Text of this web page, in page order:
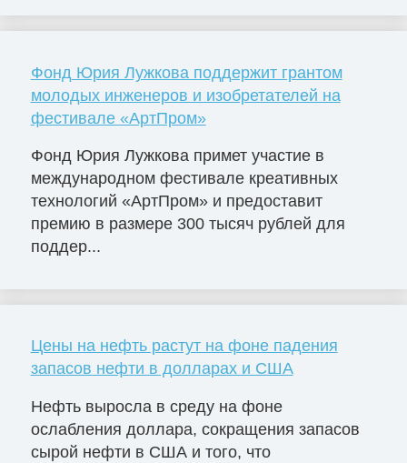
Фонд Юрия Лужкова поддержит грантом
молодых инженеров и изобретателей на
фестивале «АртПром»
Фонд Юрия Лужкова примет участие в
международном фестивале креативных
технологий «АртПром» и предоставит
премию в размере 300 тысяч рублей для
поддер...
Цены на нефть растут на фоне падения
запасов нефти в долларах и США
Нефть выросла в среду на фоне
ослабления доллара, сокращения запасов
сырой нефти в США и того, что